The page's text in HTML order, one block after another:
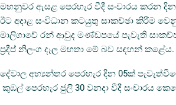
මහනුවර ඇසළ පෙරහැර වීදී සංචාරය කරන
ඊට අදාළ සංවිධාන කටයුතු සාකච්ඡා කිරීම
මාලිගාවේ රන් ආවුද මණ්ඩපයේ පැවැති
ප්‍රදීප් නිලංග දෑල මහතා මේ බව සඳහන් කළේය.
දේවාල අභ්‍යන්තර පෙරහැර දින 05ක්
කුඹල් පෙරහැර ජුලි 30 වනදා වීදී සංචාරය